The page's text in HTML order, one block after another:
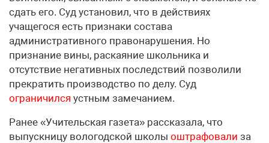
сдать его. Суд установил, что в действиях
учащегося есть признаки состава
административного правонарушения. Но
признание вины, раскаяние школьника и
отсутствие негативных последствий позволили
прекратить производство по делу. Суд
ограничился устным замечанием.
Ранее «Учительская газета» рассказала, что
выпускницу вологодской школы оштрафовали за